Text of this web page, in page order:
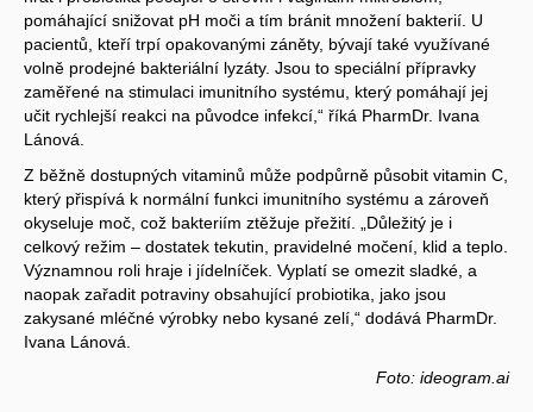
pomáhající snižovat pH moči a tím bránit množení bakterií. U
pacientů, kteří trpí opakovanými záněty, bývají také využívané
volně prodejné bakteriální lyzáty. Jsou to speciální přípravky
zaměřené na stimulaci imunitního systému, který pomáhají jej
učit rychlejší reakci na původce infekcí,“ říká PharmDr. Ivana
Lánová.
Z běžně dostupných vitaminů může podpůrně působit vitamin C,
který přispívá k normální funkci imunitního systému a zároveň
okyseluje moč, což bakteriím ztěžuje přežití. „Důležitý je i
celkový režim – dostatek tekutin, pravidelné močení, klid a teplo.
Významnou roli hraje i jídelníček. Vyplatí se omezit sladké, a
naopak zařadit potraviny obsahující probiotika, jako jsou
zakysané mléčné výrobky nebo kysané zelí,“ dodává PharmDr.
Ivana Lánová.
Foto: ideogram.ai